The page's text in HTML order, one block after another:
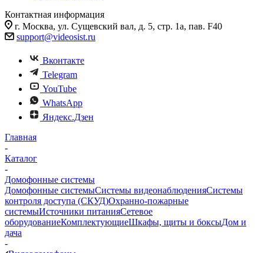
Контактная информация
г. Москва, ул. Сущевский вал, д. 5, стр. 1а, пав. F40
support@videosist.ru
Вконтакте
Telegram
YouTube
WhatsApp
Яндекс.Дзен
Главная
-
Каталог
-
Домофонные системы
Домофонные системыСистемы видеонаблюденияСистемы
контроля доступа (СКУД)Охранно-пожарные
системыИсточники питанияСетевое
оборудованиеКомплектующиеШкафы, щиты и боксыДом и
дача
-